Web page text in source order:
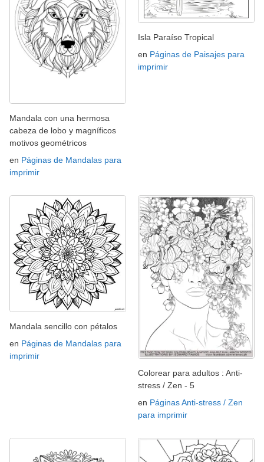
Mandala con una hermosa
cabeza de lobo y magníficos
motivos geométricos
en Páginas de Mandalas para
imprimir
Isla Paraíso Tropical
en Páginas de Paisajes para
imprimir
Mandala sencillo con pétalos
en Páginas de Mandalas para
imprimir
Colorear para adultos : Anti-
stress / Zen - 5
en Páginas Anti-stress / Zen
para imprimir